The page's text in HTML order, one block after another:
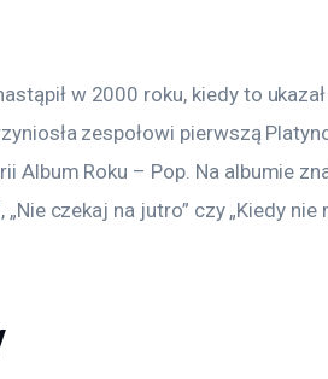
w 2000 roku, kiedy to
zespołowi pierwszą
Album Roku – Pop. Na albumie
czekaj na jutro” czy „Kiedy nie